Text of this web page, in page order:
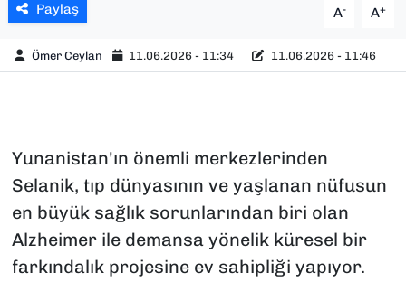
Paylaş A- A+
Ömer Ceylan 11.06.2026 - 11:34 11.06.2026 - 11:46
Yunanistan'ın önemli merkezlerinden
Selanik, tıp dünyasının ve yaşlanan nüfusun
en büyük sağlık sorunlarından biri olan
Alzheimer ile demansa yönelik küresel bir
farkındalık projesine ev sahipliği yapıyor.